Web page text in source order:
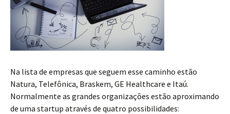
Na lista de empresas que seguem esse caminho estão
Natura, Telefônica, Braskem, GE Healthcare e Itaú.
Normalmente as grandes organizações estão aproximando
de uma startup através de quatro possibilidades: